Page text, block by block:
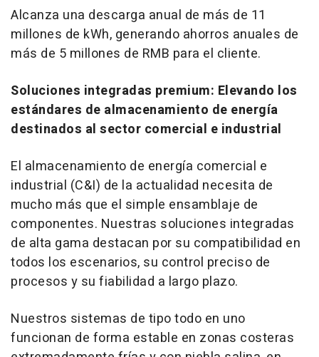
Alcanza una descarga anual de más de 11
millones de kWh, generando ahorros anuales de
más de 5 millones de RMB para el cliente.
Soluciones integradas premium: Elevando los
estándares de almacenamiento de energía
destinados al sector comercial e industrial
El almacenamiento de energía comercial e
industrial (C&I) de la actualidad necesita de
mucho más que el simple ensamblaje de
componentes. Nuestras soluciones integradas
de alta gama destacan por su compatibilidad en
todos los escenarios, su control preciso de
procesos y su fiabilidad a largo plazo.
Nuestros sistemas de tipo todo en uno
funcionan de forma estable en zonas costeras